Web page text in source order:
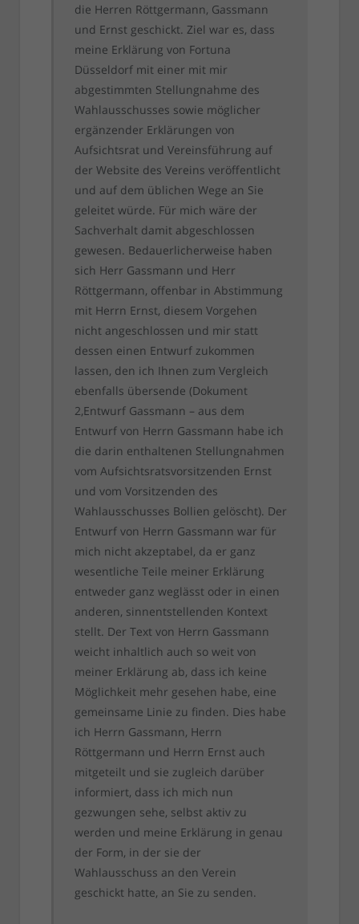
die Herren Röttgermann, Gassmann
und Ernst geschickt. Ziel war es, dass
meine Erklärung von Fortuna
Düsseldorf mit einer mit mir
abgestimmten Stellungnahme des
Wahlausschusses sowie möglicher
ergänzender Erklärungen von
Aufsichtsrat und Vereinsführung auf
der Website des Vereins veröffentlicht
und auf dem üblichen Wege an Sie
geleitet würde. Für mich wäre der
Sachverhalt damit abgeschlossen
gewesen. Bedauerlicherweise haben
sich Herr Gassmann und Herr
Röttgermann, offenbar in Abstimmung
mit Herrn Ernst, diesem Vorgehen
nicht angeschlossen und mir statt
dessen einen Entwurf zukommen
lassen, den ich Ihnen zum Vergleich
ebenfalls übersende (Dokument
2,Entwurf Gassmann – aus dem
Entwurf von Herrn Gassmann habe ich
die darin enthaltenen Stellungnahmen
vom Aufsichtsratsvorsitzenden Ernst
und vom Vorsitzenden des
Wahlausschusses Bollien gelöscht). Der
Entwurf von Herrn Gassmann war für
mich nicht akzeptabel, da er ganz
wesentliche Teile meiner Erklärung
entweder ganz weglässt oder in einen
anderen, sinnentstellenden Kontext
stellt. Der Text von Herrn Gassmann
weicht inhaltlich auch so weit von
meiner Erklärung ab, dass ich keine
Möglichkeit mehr gesehen habe, eine
gemeinsame Linie zu finden. Dies habe
ich Herrn Gassmann, Herrn
Röttgermann und Herrn Ernst auch
mitgeteilt und sie zugleich darüber
informiert, dass ich mich nun
gezwungen sehe, selbst aktiv zu
werden und meine Erklärung in genau
der Form, in der sie der
Wahlausschuss an den Verein
geschickt hatte, an Sie zu senden.